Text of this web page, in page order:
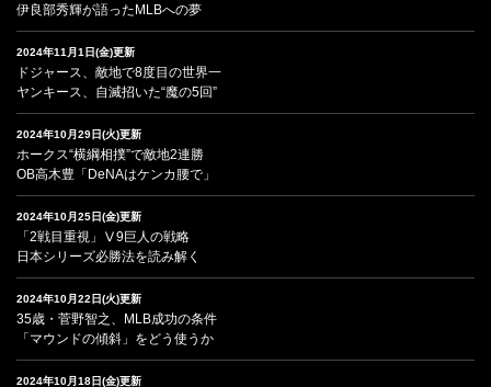
伊良部秀輝が語ったMLBへの夢
2024年11月1日(金)更新
ドジャース、敵地で8度目の世界一
ヤンキース、自滅招いた“魔の5回”
2024年10月29日(火)更新
ホークス“横綱相撲”で敵地2連勝
OB高木豊「DeNAはケンカ腰で」
2024年10月25日(金)更新
「2戦目重視」Ⅴ9巨人の戦略
日本シリーズ必勝法を読み解く
2024年10月22日(火)更新
35歳・菅野智之、MLB成功の条件
「マウンドの傾斜」をどう使うか
2024年10月18日(金)更新